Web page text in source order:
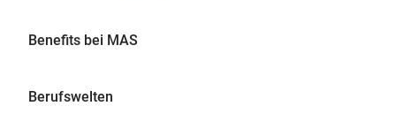
Benefits bei MAS
Berufswelten